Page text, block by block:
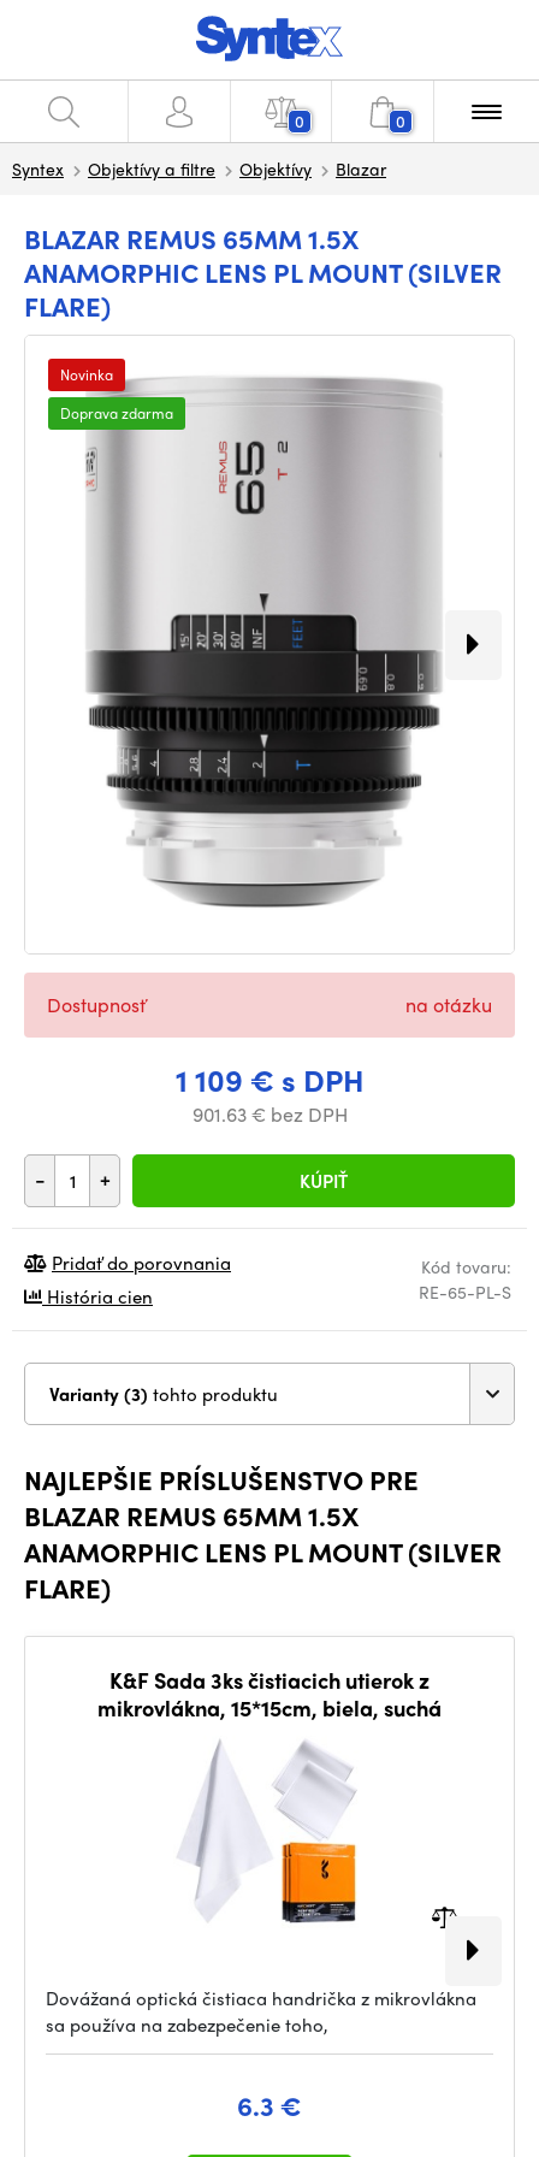
0 0
Syntex Objektívy a filtre Objektívy Blazar
BLAZAR REMUS 65MM 1.5X
ANAMORPHIC LENS PL MOUNT (SILVER
FLARE)
Novinka
Doprava zdarma
1 109 € s DPH
901.63 € bez DPH
- + KÚPIŤ
Dostupnosť na otázku
Kód tovaru:
RE-65-PL-S
Pridať do porovnania
História cien
Varianty (3) tohto produktu
NAJLEPŠIE PRÍSLUŠENSTVO PRE
BLAZAR REMUS 65MM 1.5X
ANAMORPHIC LENS PL MOUNT (SILVER
FLARE)
K&F Sada 3ks čistiacich utierok z
mikrovlákna, 15*15cm, biela, suchá
Dovážaná optická čistiaca handrička z mikrovlákna
sa používa na zabezpečenie toho,
6.3 €